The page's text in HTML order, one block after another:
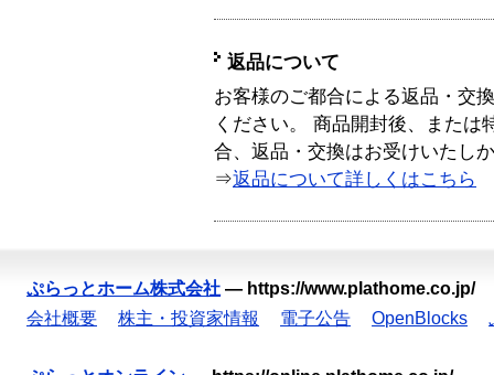
返品について
お客様のご都合による返品・交
ください。 商品開封後、または
合、返品・交換はお受けいたし
⇒返品について詳しくはこちら
ぷらっとホーム株式会社 — https://www.plathome.co.jp/
会社概要
株主・投資家情報 電子公告 OpenBlocks